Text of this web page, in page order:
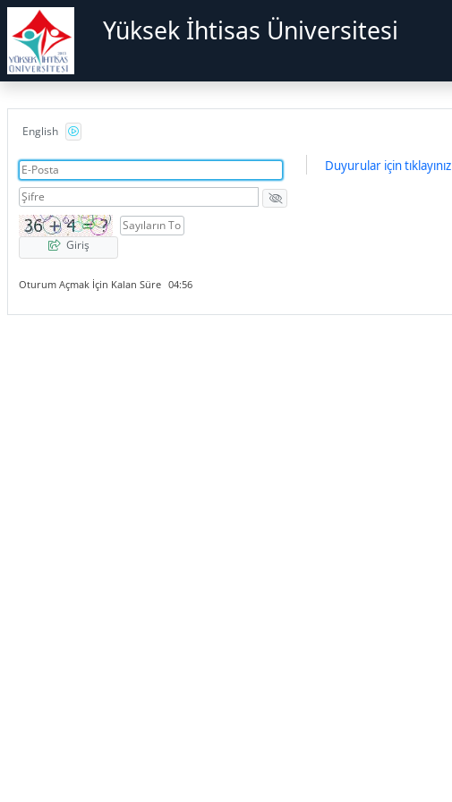
Yüksek İhtisas Üniversitesi
English
Giriş
Oturum Açmak İçin Kalan Süre 04:56
Duyurular için tıklayınız